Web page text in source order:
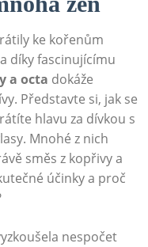
ke ⁤kořenům⁤
‍díky fascinujícímu
a ‌octa dokáže⁢
Představte⁣ si, ⁤jak ⁤se
hlavu ⁢za dívkou ⁤s
Mnohé z nich⁣
směs z kopřivy‍ a
účinky‍ a proč
nespočet